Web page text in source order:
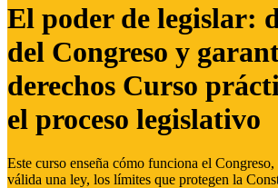
El poder de legislar:
del Congreso y
derechos Curso
el proceso legislativo
Este curso enseña cómo funciona el Congreso,
válida una ley, los límites que protegen la